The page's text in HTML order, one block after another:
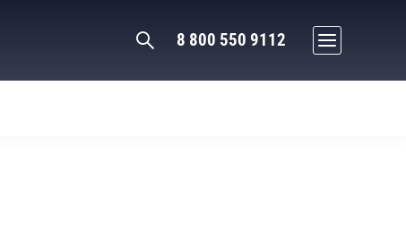
8 800 550 9112